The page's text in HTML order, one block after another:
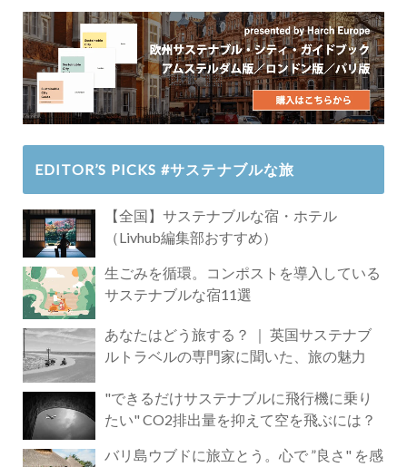
EDITOR’S PICKS #サステナブルな旅
【全国】サステナブルな宿・ホテル
（Livhub編集部おすすめ）
生ごみを循環。コンポストを導入している
サステナブルな宿11選
あなたはどう旅する？ ｜ 英国サステナブ
ルトラベルの専門家に聞いた、旅の魅力
"できるだけサステナブルに飛行機に乗り
たい" CO2排出量を抑えて空を飛ぶには？
バリ島ウブドに旅立とう。心で ”良さ" を感